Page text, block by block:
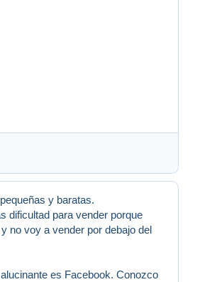
y baratas.
dificultad para vender porque
no voy a vender por debajo del
es Facebook. Conozco